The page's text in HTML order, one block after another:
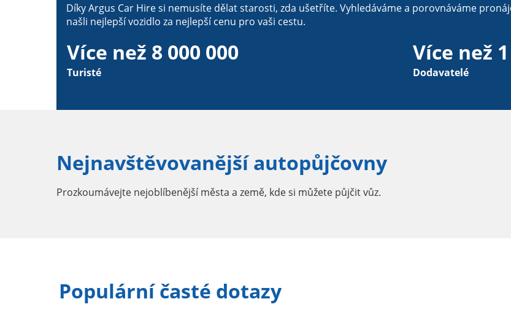
Díky Argus Car Hire si nemusíte dělat starosti, zda ušetříte. Vyhledáváme a porovnáváme
našli nejlepší vozidlo za nejlepší cenu pro vaši cestu.
Více než 8 000 000
Turisté
Více než 1
Dodavatelé
Nejnavštěvovanější autopůjčovny
Prozkoumávejte nejoblíbenější města a země, kde si můžete půjčit vůz.
Populární časté dotazy